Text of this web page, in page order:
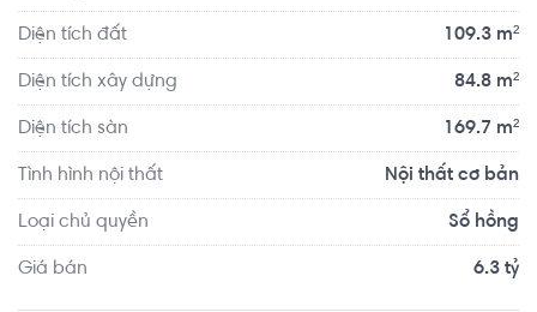
Diện tích đất 109.3 m²
Diện tích xây dựng 84.8 m²
Diện tích sàn 169.7 m²
Tình hình nội thất Nội thất cơ bản
Loại chủ quyền Sổ hồng
Giá bán 6.3 tỷ